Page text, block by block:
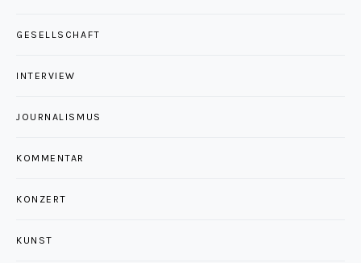
GESELLSCHAFT
INTERVIEW
JOURNALISMUS
KOMMENTAR
KONZERT
KUNST